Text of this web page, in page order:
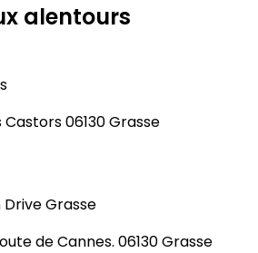
alentours
06130 Grasse
Grasse
de Cannes. 06130 Grasse